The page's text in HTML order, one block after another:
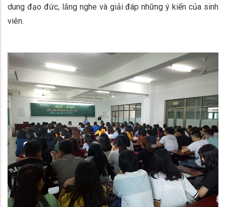
dung đạo đức, lắng nghe và giải đáp những ý kiến của sinh
viên.